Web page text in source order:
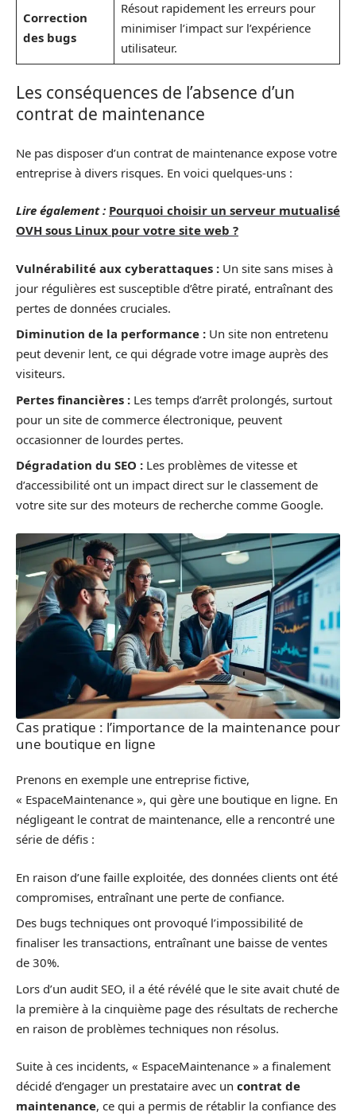
Correction
des bugs
Résout rapidement les erreurs pour
minimiser l’impact sur l’expérience
utilisateur.
Les conséquences de l’absence d’un
contrat de maintenance
Ne pas disposer d’un contrat de maintenance expose votre
entreprise à divers risques. En voici quelques-uns :
Lire également : Pourquoi choisir un serveur mutualisé
OVH sous Linux pour votre site web ?
Vulnérabilité aux cyberattaques : Un site sans mises à
jour régulières est susceptible d’être piraté, entraînant des
pertes de données cruciales.
Diminution de la performance : Un site non entretenu
peut devenir lent, ce qui dégrade votre image auprès des
visiteurs.
Pertes financières : Les temps d’arrêt prolongés, surtout
pour un site de commerce électronique, peuvent
occasionner de lourdes pertes.
Dégradation du SEO : Les problèmes de vitesse et
d’accessibilité ont un impact direct sur le classement de
votre site sur des moteurs de recherche comme Google.
Cas pratique : l’importance de la maintenance pour
une boutique en ligne
Prenons en exemple une entreprise fictive,
« EspaceMaintenance », qui gère une boutique en ligne. En
négligeant le contrat de maintenance, elle a rencontré une
série de défis :
En raison d’une faille exploitée, des données clients ont été
compromises, entraînant une perte de confiance.
Des bugs techniques ont provoqué l’impossibilité de
finaliser les transactions, entraînant une baisse de ventes
de 30%.
Lors d’un audit SEO, il a été révélé que le site avait chuté de
la première à la cinquième page des résultats de recherche
en raison de problèmes techniques non résolus.
Suite à ces incidents, « EspaceMaintenance » a finalement
décidé d’engager un prestataire avec un contrat de
maintenance, ce qui a permis de rétablir la confiance des